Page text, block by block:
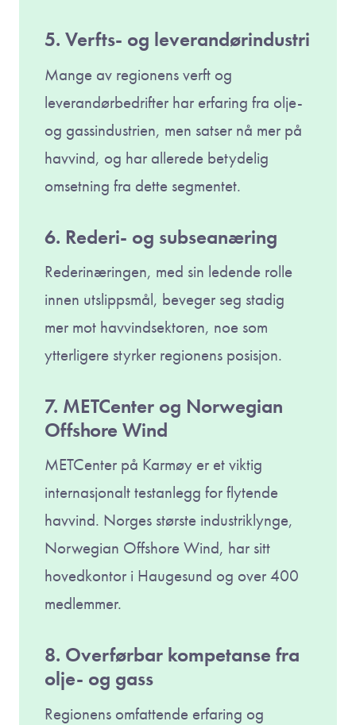
5. Verfts- og leverandørindustri
Mange av regionens verft og
leverandørbedrifter har erfaring fra olje-
og gassindustrien, men satser nå mer på
havvind, og har allerede betydelig
omsetning fra dette segmentet.
6. Rederi- og subseanæring
Rederinæringen, med sin ledende rolle
innen utslippsmål, beveger seg stadig
mer mot havvindsektoren, noe som
ytterligere styrker regionens posisjon.
7. METCenter og Norwegian
Offshore Wind
METCenter på Karmøy er et viktig
internasjonalt testanlegg for flytende
havvind. Norges største industriklynge,
Norwegian Offshore Wind, har sitt
hovedkontor i Haugesund og over 400
medlemmer.
8. Overførbar kompetanse fra
olje- og gass
Regionens omfattende erfaring og